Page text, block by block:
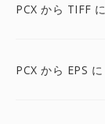
PCX から TIFF に
PCX から EPS に